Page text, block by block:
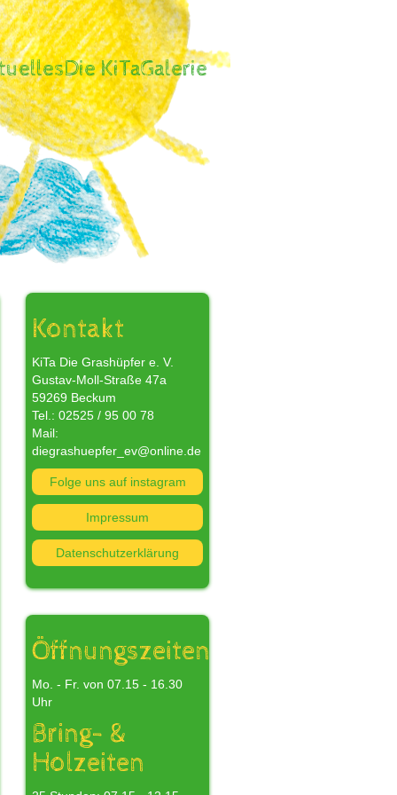
Die KiTaGalerie
Kontakt
KiTa Die Grashüpfer e. V.
Gustav-Moll-Straße 47a
59269 Beckum
Tel.: 02525 / 95 00 78
Mail:
diegrashuepfer_ev@online.de
Folge uns auf instagram
Impressum
Datenschutzerklärung
Öffnungszeiten
Mo. - Fr. von 07.15 - 16.30
Uhr
Bring- &
Holzeiten